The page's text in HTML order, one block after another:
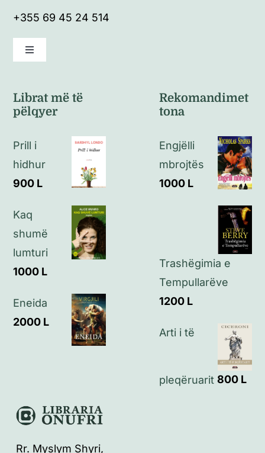
+355 69 45 24 514
Toggle
Politikat e kthimeve
Politikat e privatësisë
Librat më të
pëlqyer
Prill i
hidhur
900 L
Kaq
shumë
lumturi
1000 L
Eneida
2000 L
Rekomandimet
tona
Engjëlli
mbrojtës
1000 L
Trashëgimia e
Tempullarëve
1200 L
Arti i të
pleqëruarit 800 L
Rr. Myslym Shyri,